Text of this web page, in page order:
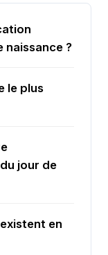
naissance ?
le plus
jour de
en